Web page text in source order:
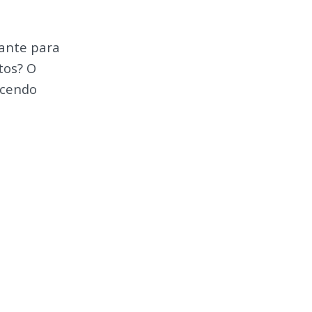
para
O